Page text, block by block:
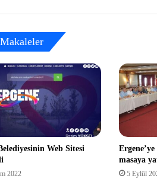
Web Sitesi
2022
masaya
5 Eylül